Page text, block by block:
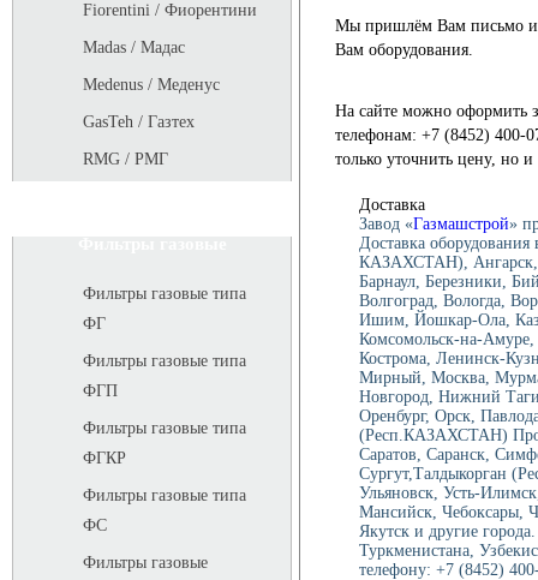
Fiorentini / Фиорентини
Madas / Мадас
Medenus / Меденус
GasTeh / Газтех
RMG / РМГ
Фильтры газовые типа
ФГ
Фильтры газовые типа
ФГП
Фильтры газовые типа
ФГКР
Фильтры газовые типа
ФС
Фильтры газовые
Мы пришлём Вам письмо и
Вам оборудования.
На сайте можно оформить
телефонам: +7 (8452) 400-
только уточнить цену, но
Доставка
Завод «Газмашстрой»
Доставка
КАЗАХСТАН), Ангарск,
Барнаул, Березники,
Волгоград, Вологда,
Ишим, Йошкар-Ола,
Комсомольск-на-
Кострома, Ленинск-
Мирный, Москва,
Новгород, Нижний
Оренбург, Орск,
(Респ.КАЗАХСТАН)
Саратов, Саранск,
Сургут,Талдыкорган
Ульяновск, Усть-
Мансийск, Чебоксары,
Якутск и другие
Туркменистана,
телефону: +7 (8452)